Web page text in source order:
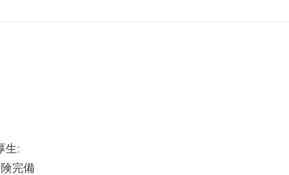
生:
完備